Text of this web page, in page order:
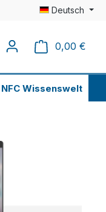
Deutsch
0,00 €
NFC Wissenswelt